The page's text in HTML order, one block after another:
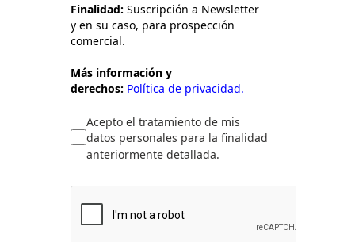
Finalidad: Suscripción a Newsletter
y en su caso, para prospección
comercial.
Más información y
derechos: Política de privacidad.
Acepto el tratamiento de mis
datos personales para la finalidad
anteriormente detallada.